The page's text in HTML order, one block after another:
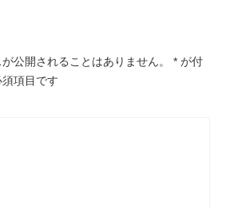
公開されることはありません。 * が付
項目です